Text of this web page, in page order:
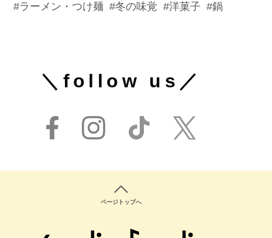
ラーメン・つけ麺
冬の味覚 洋菓子 鍋
＼follow us／
ページトップへ